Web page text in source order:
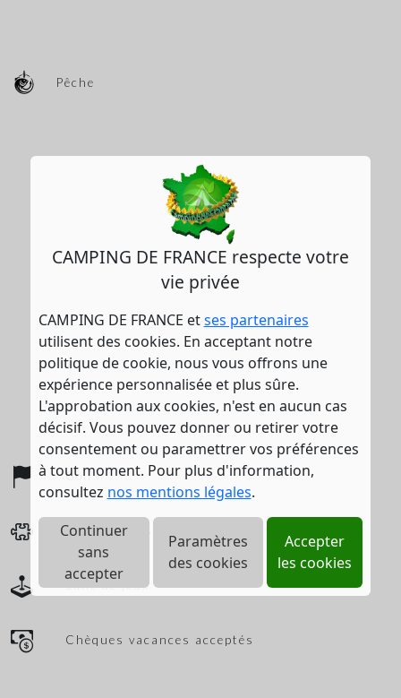
CAMPING DE FRANCE respecte votre
vie privée
CAMPING DE FRANCE etses partenaires
utilisent des cookies. En acceptant notre
politique de cookie, nous vous offrons une
expérience personnalisée et plus sûre.
L'approbation aux cookies, n'est en aucun cas
décisif. Vous pouvez donner ou retirer votre
consentement ou paramettrer vos préférences
à tout moment. Pour plus d'information,
consultez nos mentions légales.
Continuer
sans
accepter
Paramètres
des cookies
Accepter
les cookies
Pêche
Golf
Jeux enfants
Salle de jeux
Chèques vacances acceptés